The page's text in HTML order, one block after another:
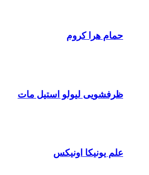
حمام هرا کروم
ظرفشویی لیولو استیل مات
علم یونیکا اونیکس